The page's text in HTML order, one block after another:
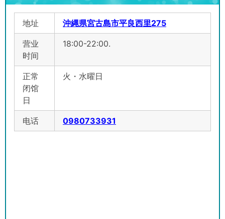
地址 沖縄県宮古島市平良西里275
营业
时间
18:00-22:00.
正常
闭馆
日
火・水曜日
电话 0980733931